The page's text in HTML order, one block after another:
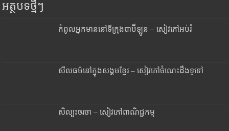
អត្ថបទថ្មីៗ
កំពូលអ្នកមាននៅទីក្រុងបាប៊ីឡូន – សៀវភៅអប់រំ
សីលធម៌នៅក្នុងសង្គមខ្មែរ – សៀវភៅចំណេះដឹងទូទៅ
សិល្បះចរចា – សៀវភៅពាណិជ្ជកម្ម